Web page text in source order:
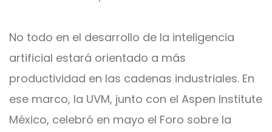
No todo en el desarrollo de la inteligencia
artificial estará orientado a más
productividad en las cadenas industriales. En
ese marco, la UVM, junto con el Aspen Institute
México, celebró en mayo el Foro sobre la